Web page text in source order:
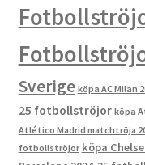
Sverige köpa AC Milan
25 fotbollströjor köpa
Atlético Madrid matchtröja
fotbollströjor köpa